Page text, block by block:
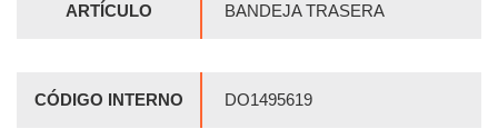
ARTÍCULO BANDEJA TRASERA
CÓDIGO INTERNO DO1495619